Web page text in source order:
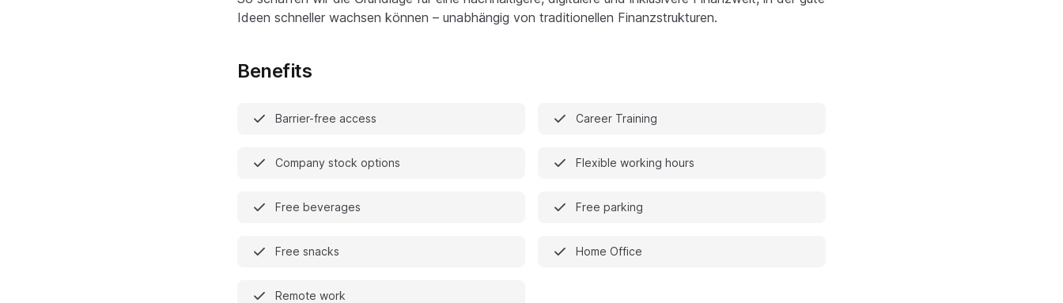
Ideen schneller wachsen können – unabhängig von traditionellen Finanzstrukturen.
Benefits
Barrier-free access Career Training
Company stock options Flexible working hours
Free beverages Free parking
Free snacks Home Office
Remote work